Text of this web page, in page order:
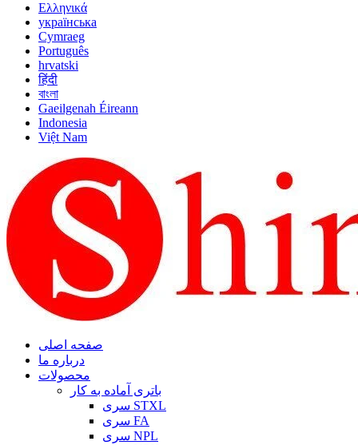
Ελληνικά
українська
Cymraeg
Português
hrvatski
हिंदी
বাংলা
Gaeilgenah Éireann
Indonesia
Việt Nam
صفحه اصلی
درباره ما
محصولات
باتری آماده به کار
سری STXL
سری FA
سری NPL